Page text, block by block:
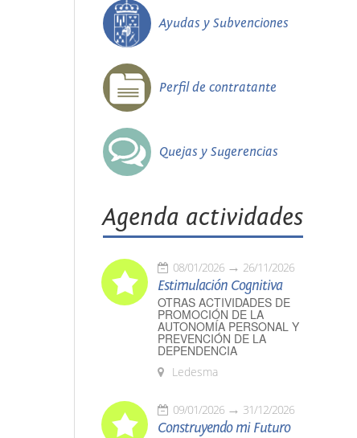
Ayudas y Subvenciones
Perfil de contratante
Quejas y Sugerencias
Agenda actividades
08/01/2026 26/11/2026
Estimulación Cognitiva
OTRAS ACTIVIDADES DE
PROMOCIÓN DE LA
AUTONOMÍA PERSONAL Y
PREVENCIÓN DE LA
DEPENDENCIA
Ledesma
09/01/2026 31/12/2026
Construyendo mi Futuro